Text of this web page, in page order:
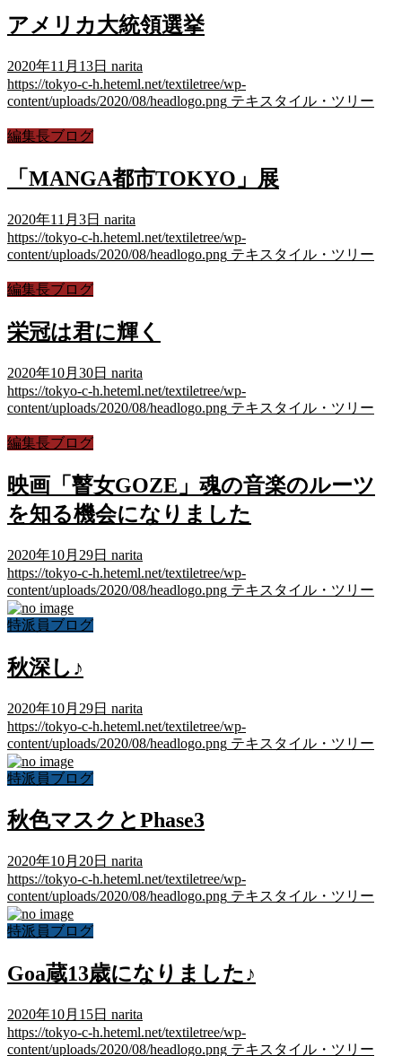
アメリカ大統領選挙
2020年11月13日 narita
https://tokyo-c-h.heteml.net/textiletree/wp-
content/uploads/2020/08/headlogo.png テキスタイル・ツリー
編集長ブログ
「MANGA都市TOKYO」展
2020年11月3日 narita
https://tokyo-c-h.heteml.net/textiletree/wp-
content/uploads/2020/08/headlogo.png テキスタイル・ツリー
編集長ブログ
栄冠は君に輝く
2020年10月30日 narita
https://tokyo-c-h.heteml.net/textiletree/wp-
content/uploads/2020/08/headlogo.png テキスタイル・ツリー
編集長ブログ
映画「瞽女GOZE」魂の音楽のルーツ
を知る機会になりました
2020年10月29日 narita
https://tokyo-c-h.heteml.net/textiletree/wp-
content/uploads/2020/08/headlogo.png テキスタイル・ツリー
特派員ブログ
秋深し♪
2020年10月29日 narita
https://tokyo-c-h.heteml.net/textiletree/wp-
content/uploads/2020/08/headlogo.png テキスタイル・ツリー
特派員ブログ
秋色マスクとPhase3
2020年10月20日 narita
https://tokyo-c-h.heteml.net/textiletree/wp-
content/uploads/2020/08/headlogo.png テキスタイル・ツリー
特派員ブログ
Goa蔵13歳になりました♪
2020年10月15日 narita
https://tokyo-c-h.heteml.net/textiletree/wp-
content/uploads/2020/08/headlogo.png テキスタイル・ツリー